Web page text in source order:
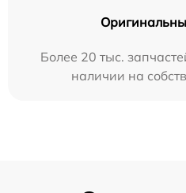
Более 20 тыс.
наличии на